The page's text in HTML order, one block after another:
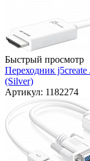
Быстрый просмотр
Переходник
(Silver)
Артикул: 1182274